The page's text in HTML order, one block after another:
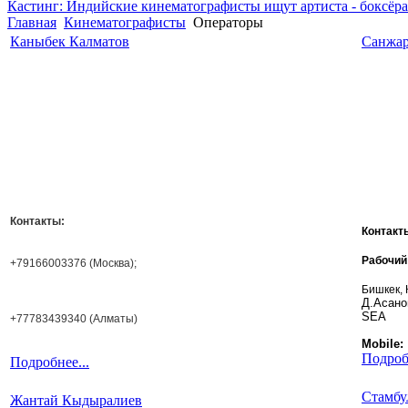
Кастинг: Индийские кинематографисты ищут артиста -
Главная Кинематографисты Операторы
Каныбек Калматов
Контакты:
+79166003376 (Москва);
+77783439340 (Алматы)
Подробнее...
Жантай Кыдыралиев
Бишкек,
SEA
Mobile: